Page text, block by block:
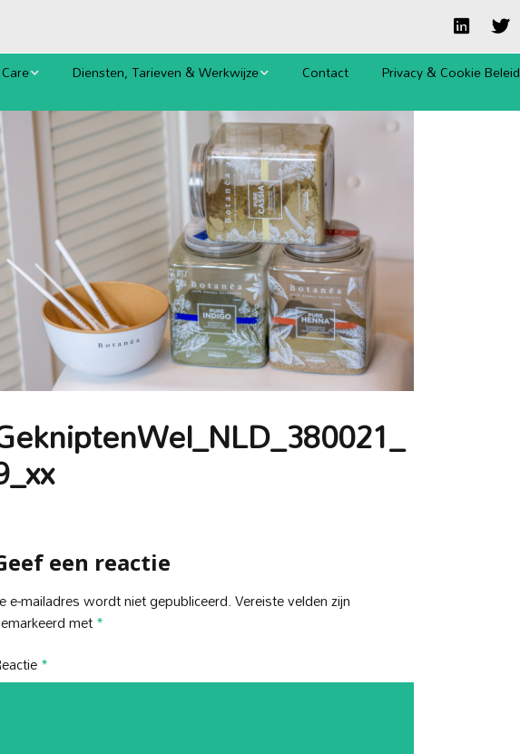
Diensten, Tarieven & Werkwijze
Afspraak (ook online)
Tarieven
Oplossingen bij Hoofdhuid- en
Haarproblemen
Biologische Kleuring en Verzorging
Permanenten Ammoniakvrij
Bruidskapsels
Contact Privacy & Cookie Beleid
Cookie-verklaring
een reactie
e-mailadres wordt niet gepubliceerd.Vereiste velden zijn
met*
*